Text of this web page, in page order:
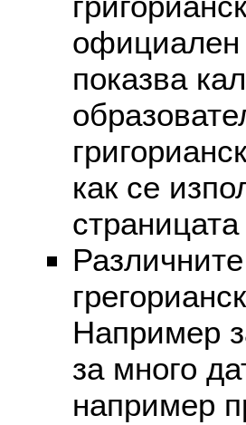
показва
как се
Например
за много
например